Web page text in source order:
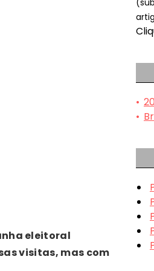
eleitoral
visitas, mas com
•
•